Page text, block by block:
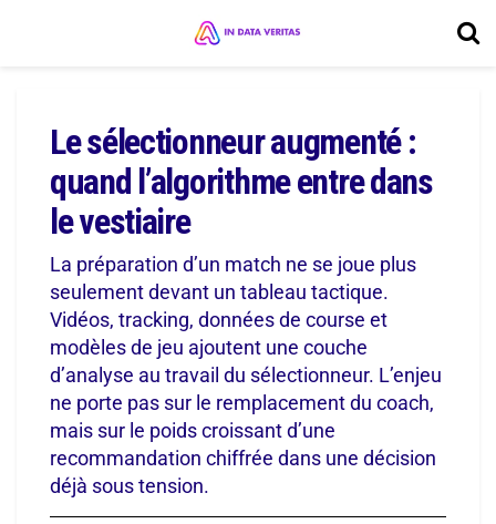
Le sélectionneur augmenté :
quand l’algorithme entre dans
le vestiaire
La préparation d’un match ne se joue plus
seulement devant un tableau tactique.
Vidéos, tracking, données de course et
modèles de jeu ajoutent une couche
d’analyse au travail du sélectionneur. L’enjeu
ne porte pas sur le remplacement du coach,
mais sur le poids croissant d’une
recommandation chiffrée dans une décision
déjà sous tension.